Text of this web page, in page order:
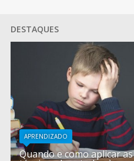
DESTAQUES
APRENDIZADO
Quando e como aplicar as